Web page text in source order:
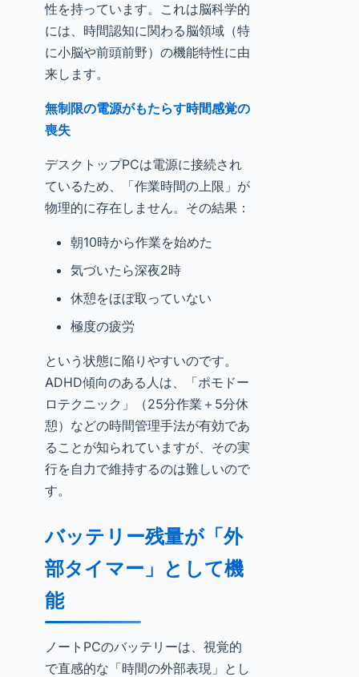
性を持っています。これは脳科学的
には、時間認知に関わる脳領域（特
に小脳や前頭前野）の機能特性に由
来します。
無制限の電源がもたらす時間感覚の
喪失
デスクトップPCは電源に接続され
ているため、「作業時間の上限」が
物理的に存在しません。その結果：
朝10時から作業を始めた
気づいたら深夜2時
休憩をほぼ取っていない
極度の疲労
という状態に陥りやすいのです。
ADHD傾向のある人は、「ポモドー
ロテクニック」（25分作業＋5分休
憩）などの時間管理手法が有効であ
ることが知られていますが、その実
行を自力で維持するのは難しいので
す。
バッテリー残量が「外
部タイマー」として機
能
ノートPCのバッテリーは、視覚的
で直感的な「時間の外部表現」とし